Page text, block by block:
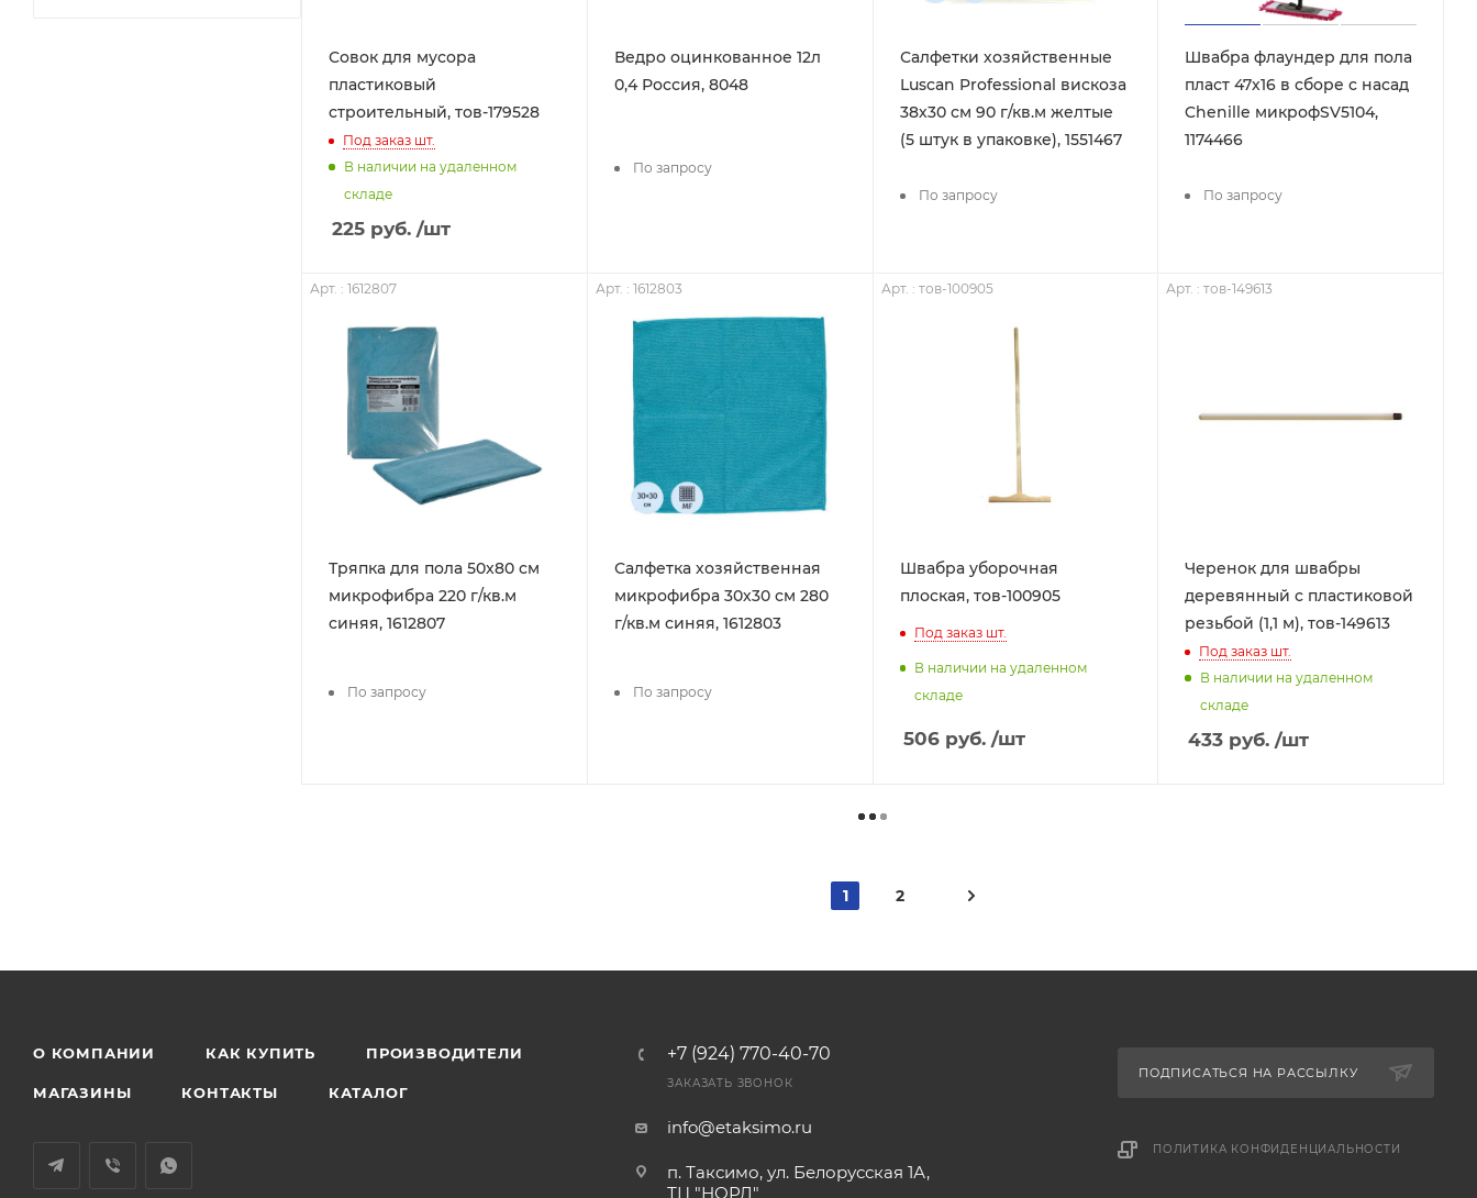
Совок для мусора
пластиковый
строительный, тов-179528
Под заказ шт.
В наличии на удаленном
складе
225 руб. /шт
Ведро оцинкованное 12л
0,4 Россия, 8048
По запросу
Салфетки хозяйственные
Luscan Professional вискоза
38х30 см 90 г/кв.м желтые
(5 штук в упаковке), 1551467
По запросу
Швабра флаундер для пола
пласт 47х16 в сборе с насад
Chenille микрофSV5104,
1174466
По запросу
Арт. : 1612807
Тряпка для пола 50x80 см
микрофибра 220 г/кв.м
синяя, 1612807
По запросу
Арт. : 1612803
Салфетка хозяйственная
микрофибра 30х30 см 280
г/кв.м синяя, 1612803
По запросу
Арт. : тов-100905
Швабра уборочная
плоская, тов-100905
Под заказшт.
В наличии на удаленном
складе
506руб. /шт
Арт. : тов-149613
Черенок для швабры
деревянный с пластиковой
резьбой (1,1 м), тов-149613
Под заказ шт.
В наличии на удаленном
складе
433 руб. /шт
1 2
О КОМПАНИИ КАК КУПИТЬ ПРОИЗВОДИТЕЛИ
МАГАЗИНЫ КОНТАКТЫ КАТАЛОГ
+7 (924) 770-40-70
ЗАКАЗАТЬ ЗВОНОК
info@etaksimo.ru
п. Таксимо, ул. Белорусская 1А,
ТЦ "НОРД"
ПОДПИСАТЬСЯ НА РАССЫЛКУ
ПОЛИТИКА КОНФИДЕНЦИАЛЬНОСТИ